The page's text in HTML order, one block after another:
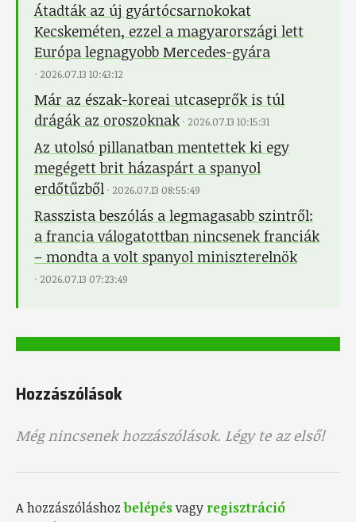
Átadták az új gyártócsarnokokat
Kecskeméten, ezzel a magyarországi lett
Európa legnagyobb Mercedes-gyára
· 2026.07.13 10:43:12
Már az észak-koreai utcaseprők is túl
drágák az oroszoknak · 2026.07.13 10:15:31
Az utolsó pillanatban mentettek ki egy
megégett brit házaspárt a spanyol
erdőtűzből · 2026.07.13 08:55:49
Rasszista beszólás a legmagasabb szintről:
a francia válogatottban nincsenek franciák
– mondta a volt spanyol miniszterelnök
· 2026.07.13 07:23:49
Hozzászólások
Még nincsenek hozzászólások. Légy te az első!
A hozzászóláshoz belépésvagy regisztráció